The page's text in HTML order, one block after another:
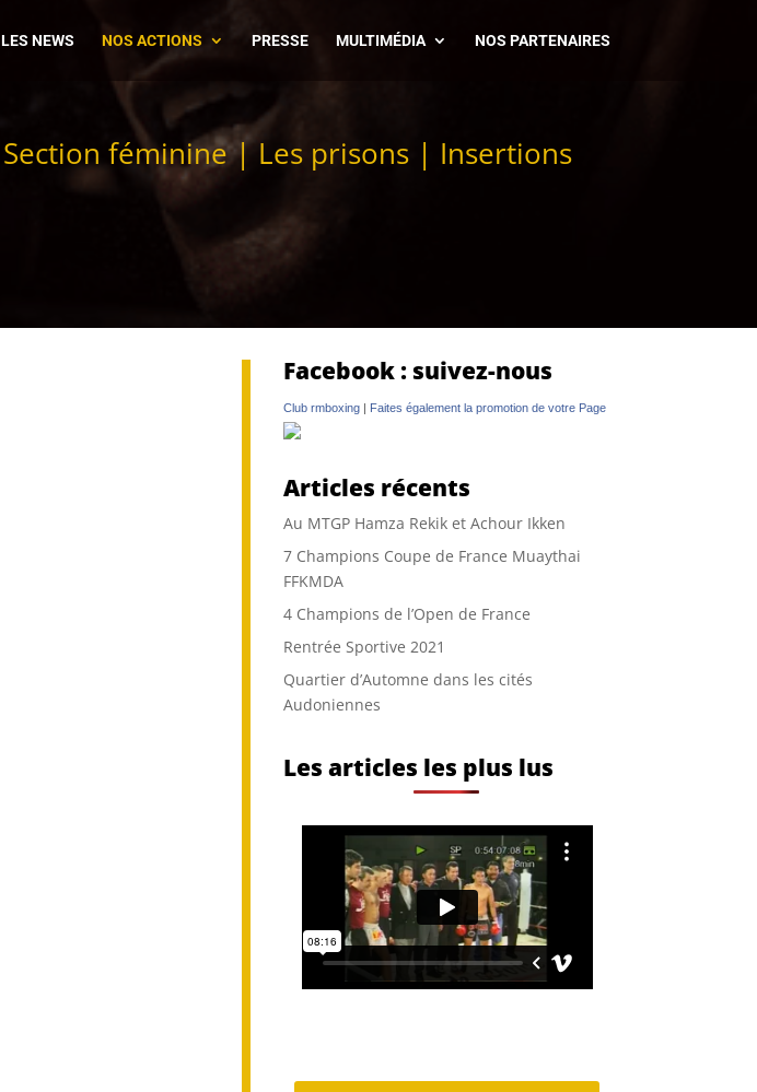
LES NEWS NOS ACTIONS PRESSE MULTIMÉDIA NOS PARTENAIRES
Section féminine|Les prisons | Insertions
Facebook : suivez-nous
Club rmboxing| Faites également la promotion de votre Page
Articles récents
Au MTGP Hamza Rekik et Achour Ikken
7 Champions Coupe de France Muaythai
FFKMDA
4 Champions de l’Open de France
Rentrée Sportive 2021
Quartier d’Automne dans les cités
Audoniennes
Les articles les plus lus